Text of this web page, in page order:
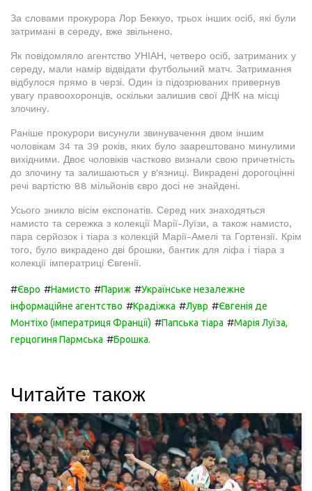
За словами прокурора Лор Беккуо, трьох інших осіб, які були
затримані в середу, вже звільнено.
Як повідомляло агентство УНІАН, четверо осіб, затриманих у
середу, мали намір відвідати футбольний матч. Затримання
відбулося прямо в черзі. Один із підозрюваних привернув
увагу правоохоронців, оскільки залишив свої ДНК на місці
злочину.
Раніше прокурори висунули звинувачення двом іншим
чоловікам 34 та 39 років, яких було заарештовано минулими
вихідними. Двоє чоловіків частково визнали свою причетність
до злочину та залишаються у в'язниці. Викрадені дорогоцінні
речі вартістю 88 мільйонів євро досі не знайдені.
Усього зникло вісім експонатів. Серед них знаходяться
намисто та сережка з колекції Марії-Луїзи, а також намисто,
пара серйозок і тіара з колекцій Марії-Амелі та Гортензії. Крім
того, було викрадено дві брошки, бантик для ліфа і тіара з
колекції імператриці Євгенії.
#Євро #Намисто #Париж #Українське незалежне
інформаційне агентство #Крадіжка #Лувр #Євгенія де
Монтіхо (імператриця Франції) #Папська тіара #Марія Луїза,
герцогиня Пармська #Брошка.
Читайте також